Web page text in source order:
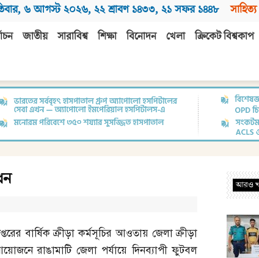
, ৬ আগস্ট ২০২৬, ২২ শ্রাবণ ১৪৩৩, ২১ সফর ১৪৪৮ সাহিত্য
জাতীয় সারাবিশ্ব শিক্ষা বিনোদন খেলা ক্রিকেট বিশ্বকাপ
বার্ষিক ক্রীড়া কর্মসূচির আওতায় জেলা ক্রীড়া
রাঙামাটি জেলা পর্যায়ে দিনব্যাপী ফুটবল
আরও